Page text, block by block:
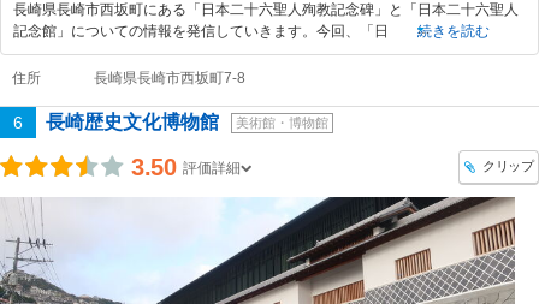
長崎県長崎市西坂町にある「日本二十六聖人殉教記念碑」と「日本二十六聖人
記念館」についての情報を発信していきます。今回、「日
続きを読む
住所 長崎県長崎市西坂町7-8
6 長崎歴史文化博物館 美術館・博物館
3.50 評価詳細 クリップ